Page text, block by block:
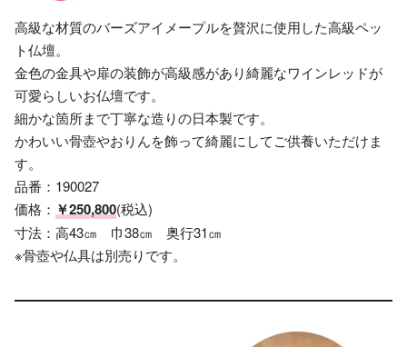
高級な材質のバーズアイメープルを贅沢に使用した高級ペッ
ト仏壇。
金色の金具や扉の装飾が高級感があり綺麗なワインレッドが
可愛らしいお仏壇です。
細かな箇所まで丁寧な造りの日本製です。
かわいい骨壺やおりんを飾って綺麗にしてご供養いただけま
す。
品番：190027
価格： ￥250,800(税込)
寸法：高43㎝ 巾38㎝ 奥行31㎝
※骨壺や仏具は別売りです。